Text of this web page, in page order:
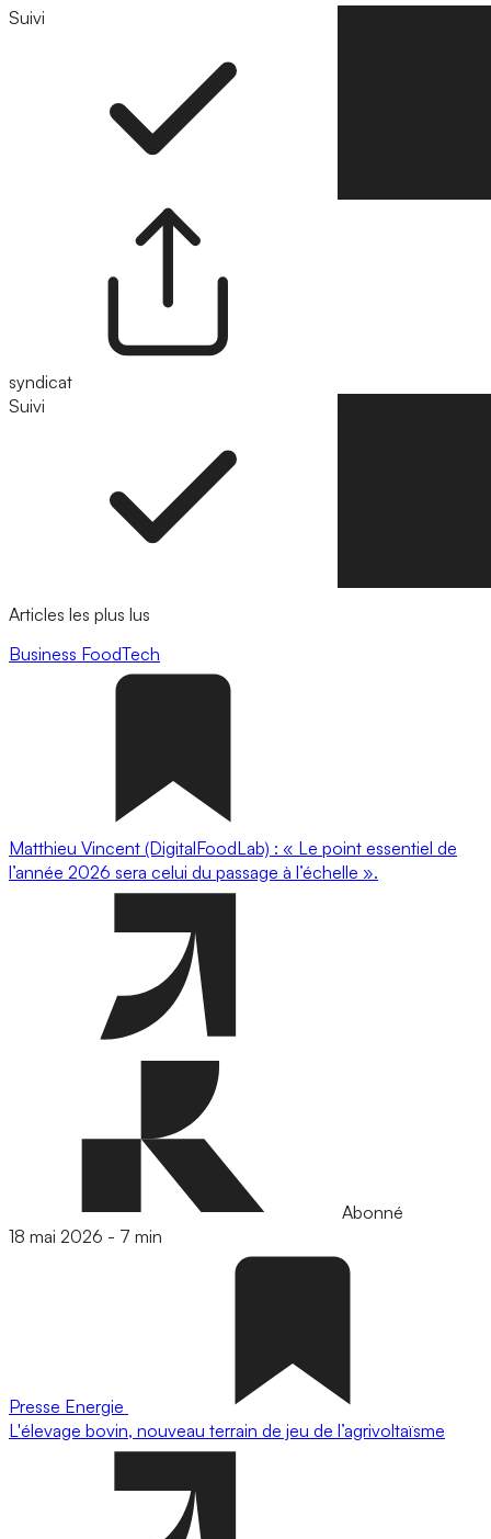
Suivi
syndicat
Suivi
Articles les plus lus
Business FoodTech
Matthieu Vincent (DigitalFoodLab) : « Le point essentiel de
l’année 2026 sera celui du passage à l’échelle ».
Abonné
18 mai 2026 - 7 min
Presse Energie
L'élevage bovin, nouveau terrain de jeu de l’agrivoltaïsme